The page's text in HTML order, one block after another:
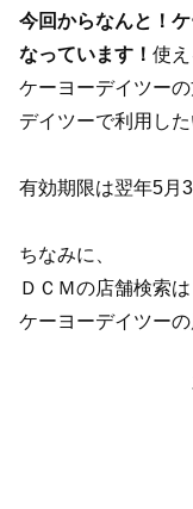
今回からなんと！
なっています！ 使
ケーヨーデイツー
デイツーで利用した
有効期限は翌年5月
ちなみに、
ＤＣＭの店舗検索は
ケーヨーデイツー